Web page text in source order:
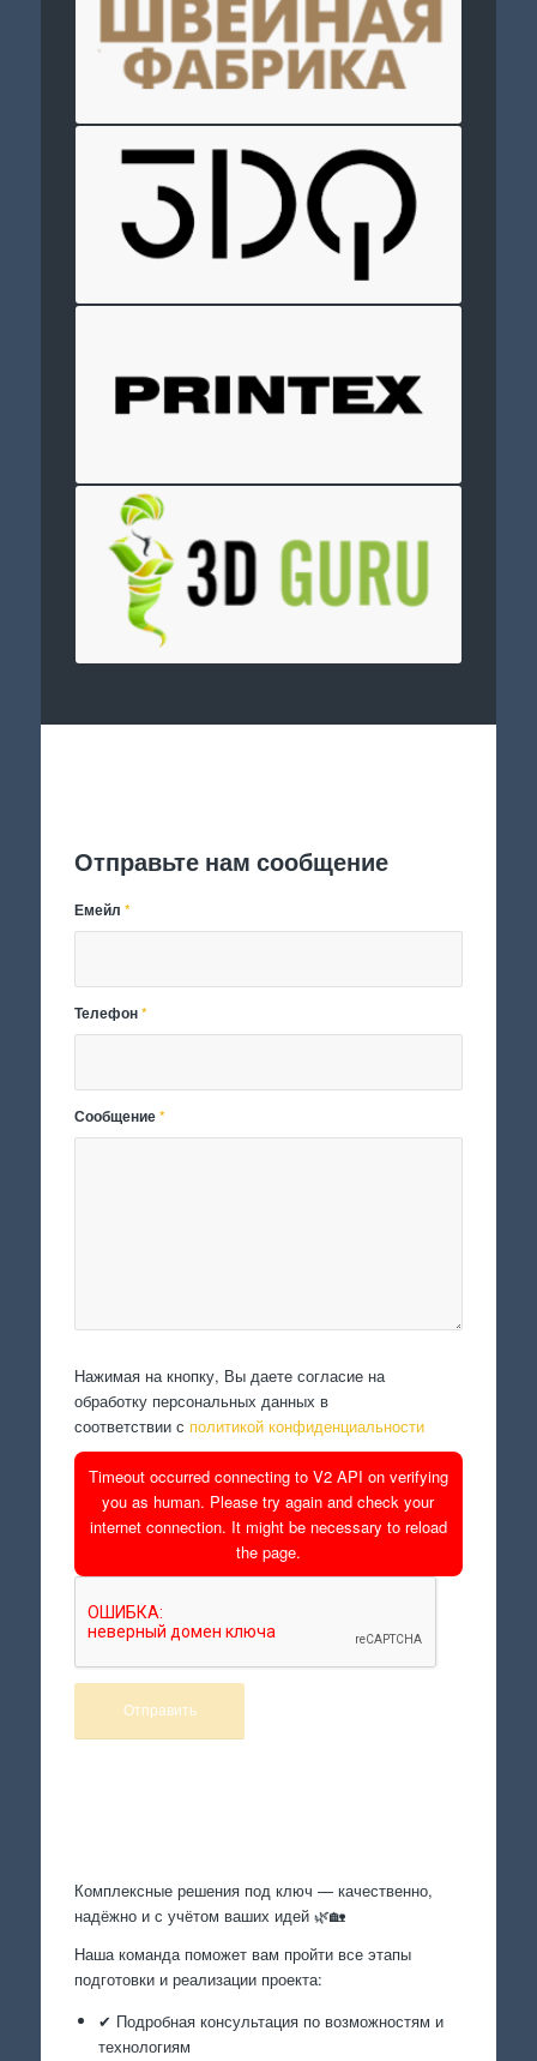
Отправьте нам сообщение
Емейл*
Телефон*
Сообщение*
Нажимая на кнопку, Вы даете согласие на
обработку персональных данных в
соответствии с политикой конфиденциальности
Timeout occurred connecting to V2 API on verifying
you as human. Please try again and check your
internet connection. It might be necessary to reload
the page.
Комплексные решения под ключ — качественно,
надёжно и с учётом ваших идей 🌿🏡
Наша команда поможет вам пройти все этапы
подготовки и реализации проекта:
✔ Подробная консультация по возможностям и
технологиям